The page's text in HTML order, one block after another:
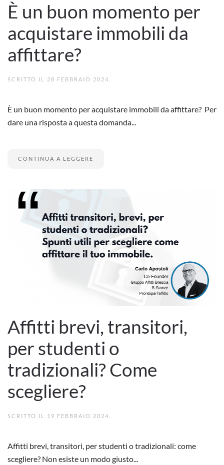
È un buon momento per
acquistare immobili da
affittare?
SCRITTO IL 28 FEBBRAIO 2024
È un buon momento per acquistare immobili da affittare? Per
dare una risposta a questa domanda...
CONTINUA A LEGGERE
Affitti brevi, transitori,
per studenti o
tradizionali? Come
scegliere?
SCRITTO IL 19 FEBBRAIO 2024
Affitti brevi, transitori, per studenti o tradizionali: come
scegliere? Non esiste un modo giusto...